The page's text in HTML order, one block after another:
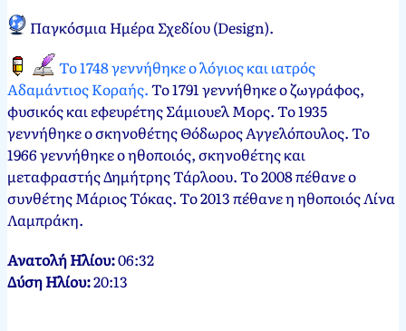
Παγκόσμια Ημέρα Σχεδίου (Design).
Το 1748 γεννήθηκε ο λόγιος και ιατρός
Αδαμάντιος Κοραής.Το 1791 γεννήθηκε ο ζωγράφος,
φυσικός και εφευρέτης Σάμιουελ Μορς. Το 1935
γεννήθηκε ο σκηνοθέτης Θόδωρος Αγγελόπουλος. Το
1966 γεννήθηκε ο ηθοποιός, σκηνοθέτης και
μεταφραστής Δημήτρης Τάρλοου. Το 2008 πέθανε ο
συνθέτης Μάριος Τόκας. Το 2013 πέθανε η ηθοποιός Λίνα
Λαμπράκη.
Ανατολή Ηλίου:06:32
Δύση Ηλίου:20:13